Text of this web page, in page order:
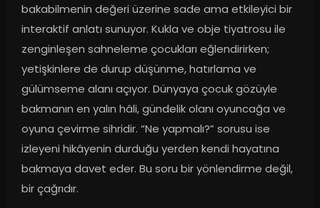
bakabilmenin değeri üzerine sade ama etkileyici bir
interaktif anlatı sunuyor. Kukla ve obje tiyatrosu ile
zenginleşen sahneleme çocukları eğlendirirken;
yetişkinlere de durup düşünme, hatırlama ve
gülümseme alanı açıyor. Dünyaya çocuk gözüyle
bakmanın en yalın hâli, gündelik olanı oyuncağa ve
oyuna çevirme sihridir. “Ne yapmalı?” sorusu ise
izleyeni hikâyenin durduğu yerden kendi hayatına
bakmaya davet eder. Bu soru bir yönlendirme değil,
bir çağrıdır.